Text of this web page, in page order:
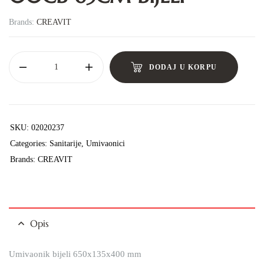
Brands: CREAVIT
DODAJ U KORPU
SKU: 02020237
Categories: Sanitarije Umivaonici
Brands: CREAVIT
Opis
Umivaonik bijeli 650x135x400 mm